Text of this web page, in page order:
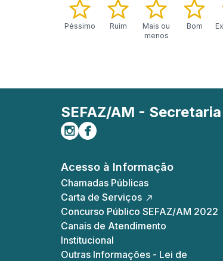
Péssimo Ruim
Mais ou
menos
Bom
SEFAZ/AM -
Siga-nos no Instagram
Curta-nos no Facebook
Acesso à Informação
Chamadas Públicas
Carta de Serviços
Concurso Público SEFAZ/AM 2022
Canais de Atendimento
Institucional
Outras Informações - Lei de